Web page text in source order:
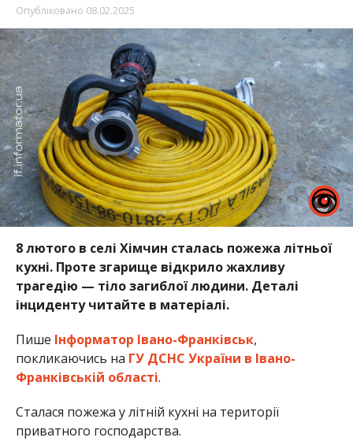
Опубліковано 08.02.2025
8 лютого в селі Хімчин сталась пожежа літньої
кухні. Проте згарище відкрило жахливу
трагедію — тіло загиблої людини. Деталі
інциденту читайте в матеріалі.
Пише Інформатор Івано-Франківськ,
покликаючись на ГУ ДСНС України в Івано-
Франківській області.
Сталася пожежа у літній кухні на території
приватного господарства.